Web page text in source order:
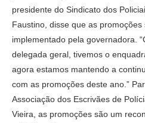
presidente do Sindicato dos
Faustino, disse que as
implementado pela governadora.
delegada geral, tivemos o
agora estamos mantendo a
com as promoções deste ano.”
Associação dos Escrivães de
Vieira, as promoções são um